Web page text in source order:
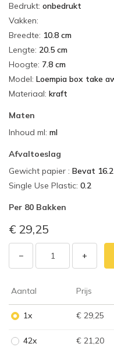
Bedrukt: onbedrukt
Vakken:
Breedte: 10.8 cm
Lengte: 20.5 cm
Hoogte: 7.8 cm
Model: Loempia box take
Materiaal: kraft
Maten
Inhoud ml: ml
Afvaltoeslag
Gewicht papier : Bevat
Single Use Plastic: 0.2
Per 80 Bakken
€ 29,25
− +
Aantal Prijs
1x € 29,25
42x € 21,20